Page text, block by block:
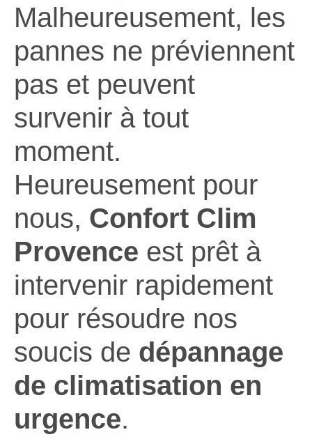
Malheureusement, les
pannes ne préviennent
pas et peuvent
survenir à tout
moment.
Heureusement pour
nous, Confort Clim
Provence est prêt à
intervenir rapidement
pour résoudre nos
soucis de dépannage
de climatisation en
urgence.